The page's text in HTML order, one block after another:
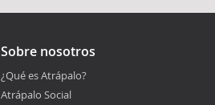
Sobre nosotros
¿Qué es Atrápalo?
Atrápalo Social